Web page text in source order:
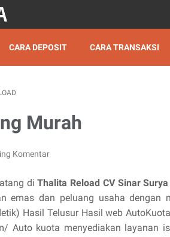
CARA DEPOSIT CARA TRANSAKSI
Murah
Komentar
diThalita Reload CV Sinar
emas dan peluang usaha
Hasil Telusur Hasil web
Auto kuota menyediakan layanan